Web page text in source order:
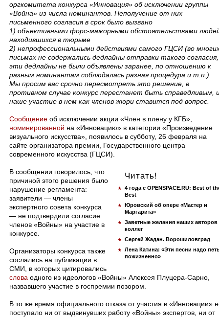
оргкомитета конкурса «Инновация» об исключении группы
«Война» из числа номинантов. Неполучение от них
письменного согласия в срок было вызвано
1) объективными форс-мажорными обстоятельствами
находившихся в тюрьме
2) непрофессиональными действиями самого ГЦСИ (во
письмах не содержались дедлайны отправки такого согласия,
эти дедлайны не были объявлены заранее, по отношению к
разным номинантам соблюдалась разная процедура и т.п.).
Мы просим вас срочно пересмотреть это решение, в
противном случае конкурс перестанет быть справедливым,
наше участие в нем как членов жюри ставится под вопрос.
Сообщение об исключении акции «Член в плену у КГБ»,
номинированной на «Инновацию» в категории «Произведение
визуального искусства», появилось в субботу, 26 февраля на
сайте организатора премии, Государственного центра
современного искусства (ГЦСИ).
Читать!
4 года с OPENSPACE.RU: Best of
Best
Юровский об опере «Мастер и
Маргарита»
Заветные желания наших авторов
коллег
Сергей Жадан. Ворошиловград
Лена Катина: «Эти песни надо
пожизненно»
В сообщении говорилось, что
причиной этого решения было
нарушение регламента:
заявители — члены
экспертного совета конкурса
— не подтвердили согласие
членов «Войны» на участие в
конкурсе.
Организаторы конкурса также
сослались на публикации в
СМИ, в которых цитировались
слова одного из идеологов «Войны» Алексея Плуцера-Сарно,
назвавшего участие в госпремии позором.
В то же время официального отказа от участия в «Инновации»
поступало ни от выдвинувших работу «Войны» экспертов, ни от